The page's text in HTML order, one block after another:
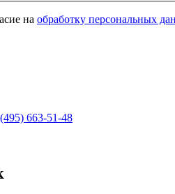
на обработку персональных
663-51-48